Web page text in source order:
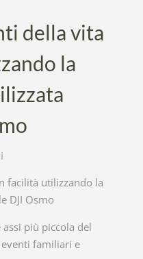
della vita
la
facilità utilizzando la
DJI Osmo
più piccola del
familiari e